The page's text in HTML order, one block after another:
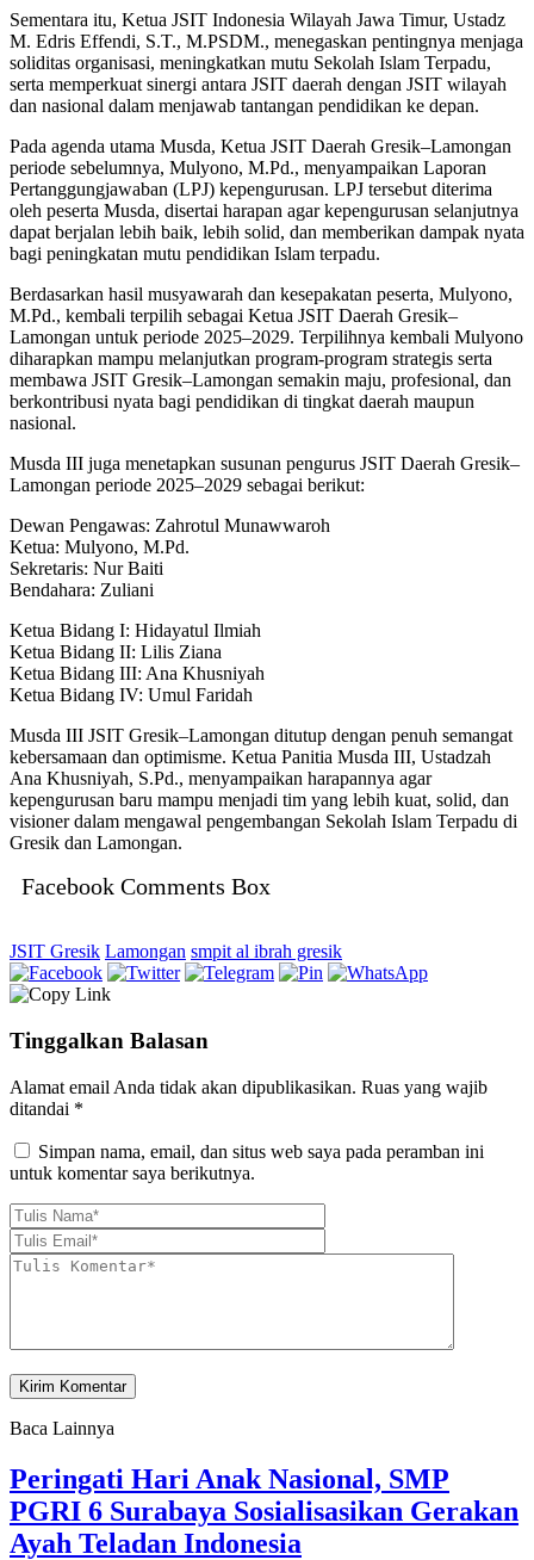
Sementara itu, Ketua JSIT Indonesia Wilayah Jawa Timur, Ustadz
M. Edris Effendi, S.T., M.PSDM., menegaskan pentingnya menjaga
soliditas organisasi, meningkatkan mutu Sekolah Islam Terpadu,
serta memperkuat sinergi antara JSIT daerah dengan JSIT wilayah
dan nasional dalam menjawab tantangan pendidikan ke depan.
Pada agenda utama Musda, Ketua JSIT Daerah Gresik–Lamongan
periode sebelumnya, Mulyono, M.Pd., menyampaikan Laporan
Pertanggungjawaban (LPJ) kepengurusan. LPJ tersebut diterima
oleh peserta Musda, disertai harapan agar kepengurusan selanjutnya
dapat berjalan lebih baik, lebih solid, dan memberikan dampak nyata
bagi peningkatan mutu pendidikan Islam terpadu.
Berdasarkan hasil musyawarah dan kesepakatan peserta, Mulyono,
M.Pd., kembali terpilih sebagai Ketua JSIT Daerah Gresik–
Lamongan untuk periode 2025–2029. Terpilihnya kembali Mulyono
diharapkan mampu melanjutkan program-program strategis serta
membawa JSIT Gresik–Lamongan semakin maju, profesional, dan
berkontribusi nyata bagi pendidikan di tingkat daerah maupun
nasional.
Musda III juga menetapkan susunan pengurus JSIT Daerah Gresik–
Lamongan periode 2025–2029 sebagai berikut:
Dewan Pengawas: Zahrotul Munawwaroh
Ketua: Mulyono, M.Pd.
Sekretaris: Nur Baiti
Bendahara: Zuliani
Ketua Bidang I: Hidayatul Ilmiah
Ketua Bidang II: Lilis Ziana
Ketua Bidang III: Ana Khusniyah
Ketua Bidang IV: Umul Faridah
Musda III JSIT Gresik–Lamongan ditutup dengan penuh semangat
kebersamaan dan optimisme. Ketua Panitia Musda III, Ustadzah
Ana Khusniyah, S.Pd., menyampaikan harapannya agar
kepengurusan baru mampu menjadi tim yang lebih kuat, solid, dan
visioner dalam mengawal pengembangan Sekolah Islam Terpadu di
Gresik dan Lamongan.
Facebook Comments Box
JSIT Gresik Lamongan smpit al ibrah gresik
Tinggalkan Balasan
Alamat email Anda tidak akan dipublikasikan. Ruas yang wajib
ditandai *
Simpan nama, email, dan situs web saya pada peramban ini
untuk komentar saya berikutnya.
Baca Lainnya
Peringati Hari Anak Nasional, SMP
PGRI 6 Surabaya Sosialisasikan Gerakan
Ayah Teladan Indonesia